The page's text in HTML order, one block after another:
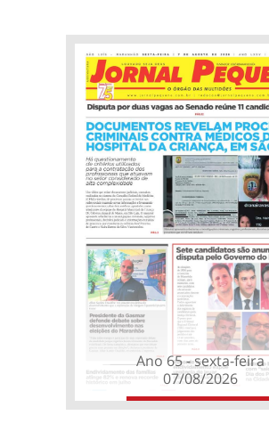
Ano 65 - sexta-feira
07/08/2026